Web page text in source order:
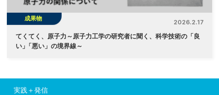
成果物
2026.2.17
てくてく、原子力～原子力工学の研究者に聞く、科学技術の「良
い」 「悪い」の境界線～
実践＋発信